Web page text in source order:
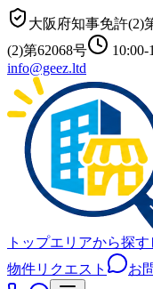
大阪府知事免許(2)
(2)第62068号
10:00-
info@geez.ltd
トップエリアから探す
物件リクエスト
お